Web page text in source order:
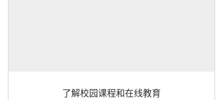
了解校园课程和在线教育